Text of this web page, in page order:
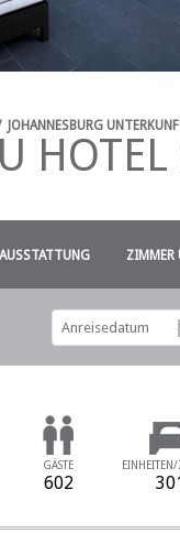
JOHANNESBURG
AUSSTATTUNG ZIMMER
GÄSTE
602